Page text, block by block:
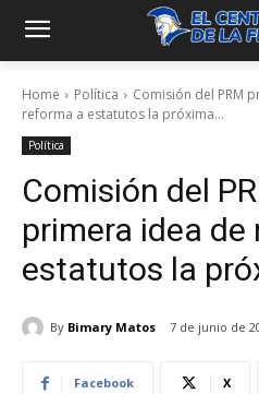
Home Política
Comisión del PRM
reforma a estatutos la próxima...
Política
Comisión del
primera idea de
estatutos la
By Bimary Matos 7 de junio de
Facebook X